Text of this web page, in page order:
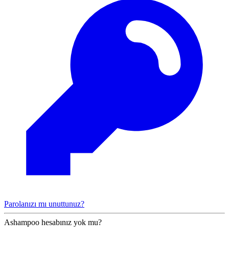
Parolanızı mı unuttunuz?
Ashampoo hesabınız yok mu?